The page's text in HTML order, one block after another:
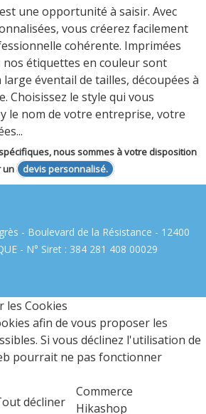
une opportunité à saisir. Avec
vous créerez facilement
cohérente. Imprimées
étiquettes en couleur sont
éventail de tailles, découpées à
Choisissez le style qui vous
le nom de votre entreprise, votre
nous sommes à votre disposition
un
devis personnalisé.
- Boulevard de la Résistance - 12400
- N° Siret : 384 281 408 00029
les Cookies
afin de vous proposer les
Si vous déclinez l'utilisation de
pourrait ne pas fonctionner
décliner
Commerce
Hikashop